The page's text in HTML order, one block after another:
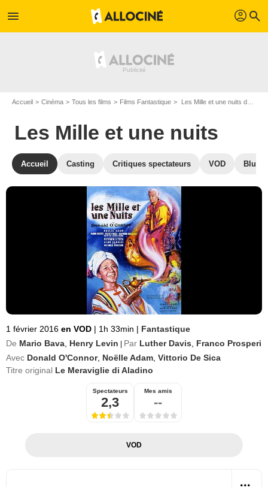
menu profil search
Accueil Cinéma Tous les films Films Fantastique Les Mille et une nuits de Mario Bava et Henry Levin
Les Mille et une nuits
Accueil Casting Critiques spectateurs VOD Blu-
1 février 2016 en VOD | 1h 33min | Fantastique
De Mario Bava Henry Levin Par Luther Davis
Franco Prosperi
Avec Donald O'Connor, Noëlle Adam Vittorio De Sica
Titre original Le Meraviglie di Aladino
Spectateurs
2,3
Mes amis
--
VOD